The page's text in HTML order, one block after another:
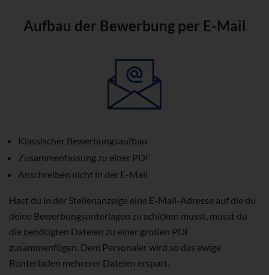
Aufbau der Bewerbung per E-Mail
Klassischer Bewerbungsaufbau
Zusammenfassung zu einer PDF
Anschreiben nicht in der E-Mail
Hast du in der Stellenanzeige eine E-Mail-Adresse auf die du
deine Bewerbungsunterlagen zu schicken musst, musst du
die benötigten Dateien zu einer großen PDF
zusammenfügen. Dem Personaler wird so das ewige
Runterladen mehrerer Dateien erspart.